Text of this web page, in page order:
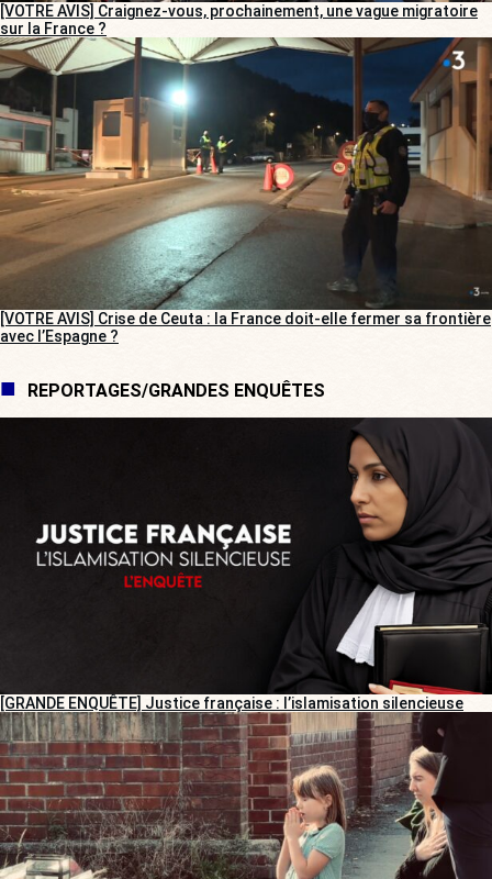
[VOTRE AVIS] Craignez-vous, prochainement, une vague migratoire
sur la France ?
[VOTRE AVIS] Crise de Ceuta : la France doit-elle fermer sa frontière
avec l’Espagne ?
REPORTAGES/GRANDES ENQUÊTES
[GRANDE ENQUÊTE] Justice française : l’islamisation silencieuse